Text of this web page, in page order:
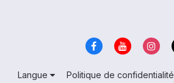
Langue Politique de confidentialité